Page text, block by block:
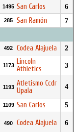
1495 San Carlos 6
285 San Ramón 7
492 Codea Alajuela 2
1173
Lincoln
Athletics
3
1193 Atletismo Ccdr
Upala
4
1109 San Carlos 5
490 Codea Alajuela 6